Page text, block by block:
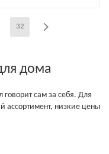
32
дома
сам за себя. Для
ассортимент, низкие цены